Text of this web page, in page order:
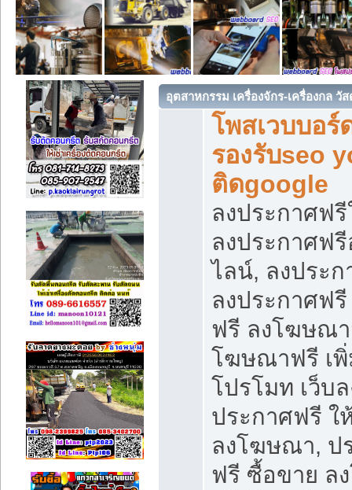
อุตสาหกรรม เครื่องจักร-เครื่องกล
โพสเวบบอร์
รองรับseo
ติดgoogle
ลงประกาศฟ
ลงประกาศฟ
ไลน์, ลงประ
ลงประกาศฟ
ฟรี ลงโฆษณ
โฆษณาฟรี เพิ่
โปรโมท เว็บ
ประกาศฟรี
ลงโฆษณา, ป
ฟรี ซื้อขาย ล